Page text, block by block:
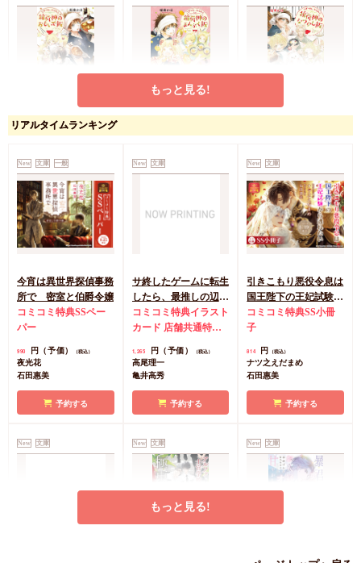
こぎつね、わらわら
稲荷神のおもいで飯
松幸かほ
テクノサマタ
カートに入れる
こぎつね、わらわら
松幸かほ
テクノサマタ
こぎつね、わらわら
松幸かほ
テクノサマタ
カートに入れる
もっと見る!
リアルタイムランキング
New 文庫 一般
今宵は異世界探偵事務
所で 密室と伯爵令嬢
コミコミ特典SSペー
パー
990 円（予価） （税込）
夜光花
石田惠美
予約する
New 文庫
サ終したゲームに転生
したら、最推しの辺境
伯にぐいぐい迫られて
います
コミコミ特典イラスト
カード 店舗共通特典
1,265 円（予価） （税込）
高尾理一
亀井高秀
予約する
New 文庫
引きこもり悪役令息は
国王陛下の王妃試験か
ら逃れたい
コミコミ特典SS小冊
子
814 円 （税込）
ナツ之えだまめ
石田惠美
予約する
New 文庫 New 文庫 New 文庫
もっと見る!